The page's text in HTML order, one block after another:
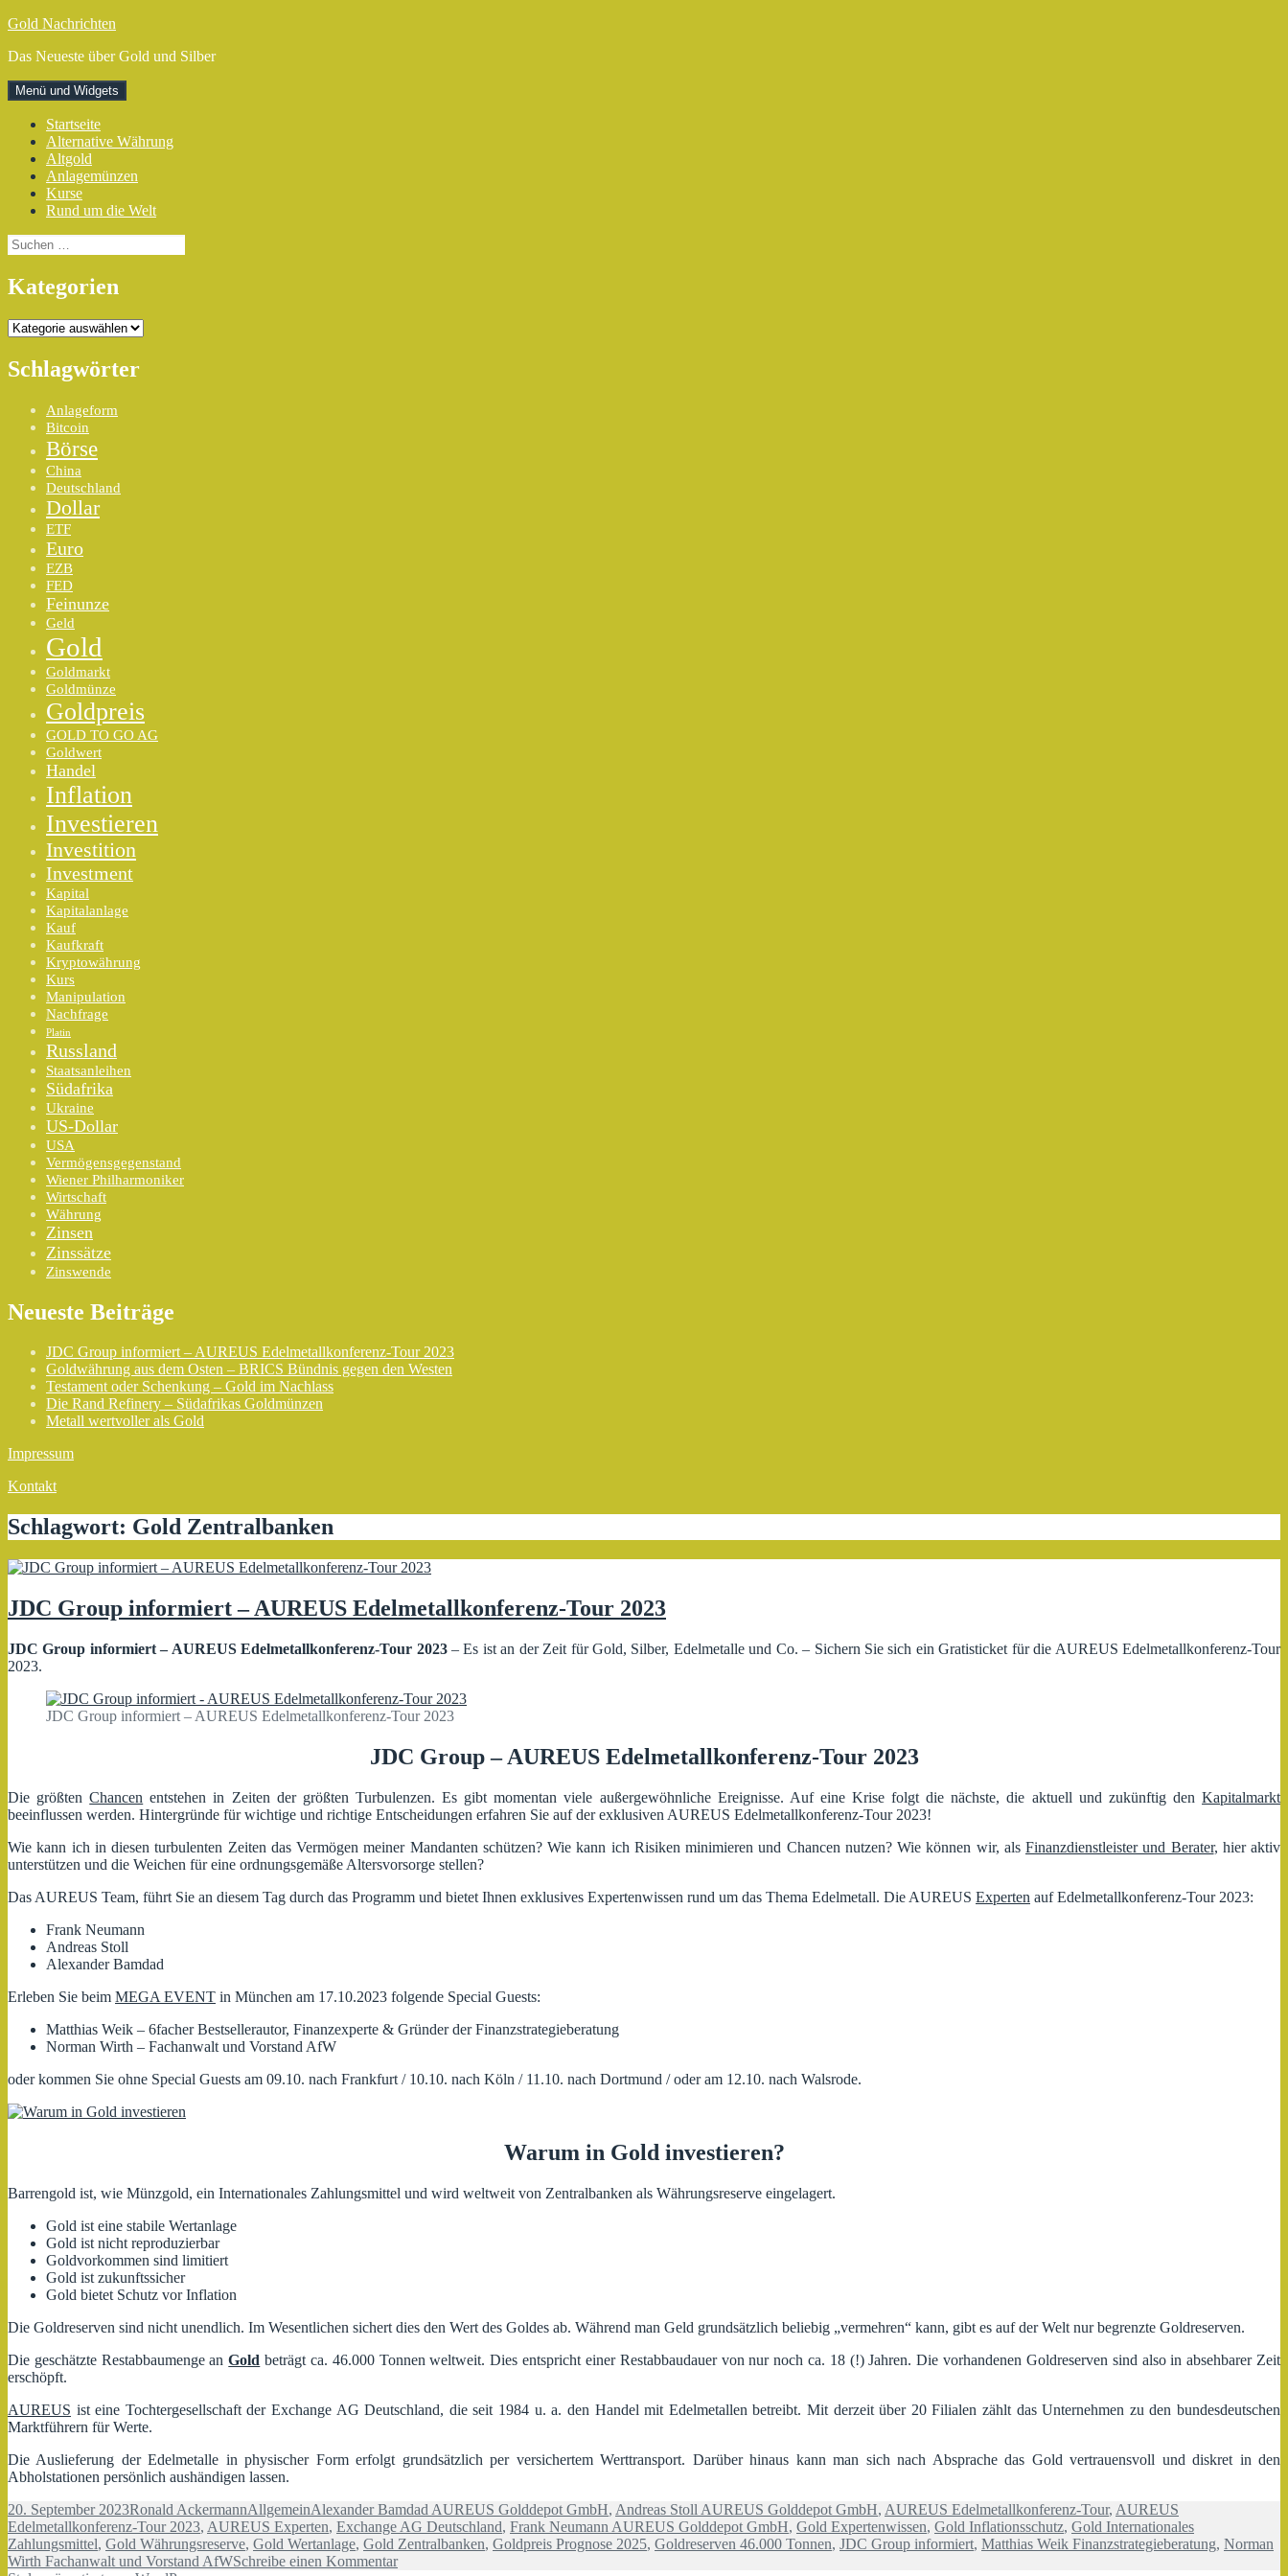
Zum
springen
Gold Nachrichten
Das Neueste über Gold und Silber
Menü und Widgets
Startseite
Alternative Währung
Altgold
Anlagemünzen
Kurse
Rund um die Welt
Suchen
nach:
Kategorien
Kategorien
Schlagwörter
Anlageform
Bitcoin
Börse
China
Deutschland
Dollar
ETF
Euro
EZB
FED
Feinunze
Geld
Gold
Goldmarkt
Goldmünze
Goldpreis
GOLD TO GO AG
Goldwert
Handel
Inflation
Investieren
Investition
Investment
Kapital
Kapitalanlage
Kauf
Kaufkraft
Kryptowährung
Kurs
Manipulation
Nachfrage
Platin
Russland
Staatsanleihen
Südafrika
Ukraine
US-Dollar
USA
Vermögensgegenstand
Wiener Philharmoniker
Wirtschaft
Währung
Zinsen
Zinssätze
Zinswende
Neueste Beiträge
JDC Group informiert – AUREUS Edelmetallkonferenz-Tour 2023
Goldwährung aus dem Osten – BRICS Bündnis gegen den Westen
Testament oder Schenkung – Gold im Nachlass
Die Rand Refinery – Südafrikas Goldmünzen
Metall wertvoller als Gold
Impressum
Kontakt
Schlagwort: Gold Zentralbanken
JDC Group informiert – AUREUS Edelmetallkonferenz-Tour 2023
JDC Group informiert – AUREUS Edelmetallkonferenz-Tour 2023– Es ist an der Zeit für Gold, Silber, Edelmetalle und Co. – Sichern Sie sich ein Gratisticket für die AUREUS Edelmetallkonferenz-Tour
2023.
JDC Group informiert – AUREUS Edelmetallkonferenz-Tour 2023
JDC Group – AUREUS Edelmetallkonferenz-Tour 2023
Die größtenChancen entstehen in Zeiten der größten Turbulenzen. Es gibt momentan viele außergewöhnliche Ereignisse. Auf eine Krise folgt die nächste, die aktuell und zukünftig denKapitalmarkt
beeinflussen werden. Hintergründe für wichtige und richtige Entscheidungen erfahren Sie auf der exklusiven AUREUS Edelmetallkonferenz-Tour 2023!
Wie kann ich in diesen turbulenten Zeiten das Vermögen meiner Mandanten schützen? Wie kann ich Risiken minimieren und Chancen nutzen? Wie können wir, als Finanzdienstleister und Berater, hier aktiv
unterstützen und die Weichen für eine ordnungsgemäße Altersvorsorge stellen?
Das AUREUS Team, führt Sie an diesem Tag durch das Programm und bietet Ihnen exklusives Expertenwissen rund um das Thema Edelmetall. Die AUREUS Experten auf Edelmetallkonferenz-Tour 2023:
Frank Neumann
Andreas Stoll
Alexander Bamdad
Erleben Sie beim MEGA EVENT in München am 17.10.2023 folgende Special Guests:
Matthias Weik – 6facher Bestsellerautor, Finanzexperte & Gründer der Finanzstrategieberatung
Norman Wirth – Fachanwalt und Vorstand AfW
oder kommen Sie ohne Special Guests am 09.10. nach Frankfurt / 10.10. nach Köln / 11.10. nach Dortmund / oder am 12.10. nach Walsrode.
Warum in Gold investieren?
Barrengold ist, wie Münzgold, ein Internationales Zahlungsmittel und wird weltweit von Zentralbanken als Währungsreserve eingelagert.
Gold ist eine stabile Wertanlage
Gold ist nicht reproduzierbar
Goldvorkommen sind limitiert
Gold ist zukunftssicher
Gold bietet Schutz vor Inflation
Die Goldreserven sind nicht unendlich. Im Wesentlichen sichert dies den Wert des Goldes ab. Während man Geld grundsätzlich beliebig „vermehren“ kann, gibt es auf der Welt nur begrenzte Goldreserven.
Die geschätzte Restabbaumenge anGold beträgt ca. 46.000 Tonnen weltweit. Dies entspricht einer Restabbaudauer von nur noch ca. 18 (!) Jahren. Die vorhandenen Goldreserven sind also in absehbarer Zeit
erschöpft.
AUREUS ist eine Tochtergesellschaft der Exchange AG Deutschland, die seit 1984 u. a. den Handel mit Edelmetallen betreibt. Mit derzeit über 20 Filialen zählt das Unternehmen zu den bundesdeutschen
Marktführern für Werte.
Die Auslieferung der Edelmetalle in physischer Form erfolgt grundsätzlich per versichertem Werttransport. Darüber hinaus kann man sich nach Absprache das Gold vertrauensvoll und diskret in den
Abholstationen persönlich aushändigen lassen.
Veröffentlicht
am
20. September 2023Autor
Ronald AckermannKategorien
AllgemeinSchlagwörter
Alexander Bamdad AUREUS Golddepot GmbH, Andreas Stoll AUREUS Golddepot GmbH, AUREUS Edelmetallkonferenz-Tour, AUREUS
Edelmetallkonferenz-Tour 2023, AUREUS Experten, Exchange AG Deutschland, Frank Neumann AUREUS Golddepot GmbH, Gold Expertenwissen, Gold Inflationsschutz, Gold Internationales
Zahlungsmittel, Gold Währungsreserve, Gold Wertanlage, Gold Zentralbanken, Goldpreis Prognose 2025, Goldreserven 46.000 Tonnen, JDC Group informiert, Matthias Weik Finanzstrategieberatung, Norman
Wirth Fachanwalt und Vorstand AfWSchreibe einen Kommentarzu